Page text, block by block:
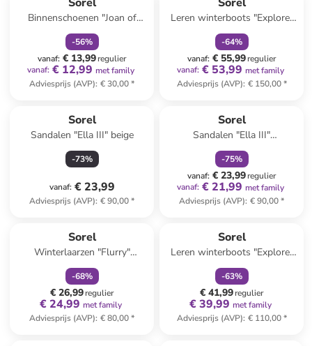
Binnenschoenen "Joan of
Arctic" beige/paars
-56%
vanaf: € 13,99regulier
vanaf: € 12,99 met family
Adviesprijs (AVP): € 30,00*
Leren winterboots "Explorer
II" kaki/grijs
-64%
vanaf: € 55,99regulier
vanaf: € 53,99 met family
Adviesprijs (AVP): € 150,00*
Sorel
Sandalen "Ella III" beige
-73%
vanaf: € 23,99
Adviesprijs (AVP): € 90,00*
Sorel
Sandalen "Ella III"
lichtroze/geel
-75%
vanaf: € 23,99regulier
vanaf: € 21,99 met family
Adviesprijs (AVP): € 90,00*
Sorel
Winterlaarzen "Flurry"
blauw/zwart
-68%
€ 26,99regulier
€ 24,99 met family
Adviesprijs (AVP): € 80,00*
Sorel
Leren winterboots "Explorer
III" lichtbruin/wit
-63%
€ 41,99regulier
€ 39,99 met family
Adviesprijs (AVP): € 110,00*